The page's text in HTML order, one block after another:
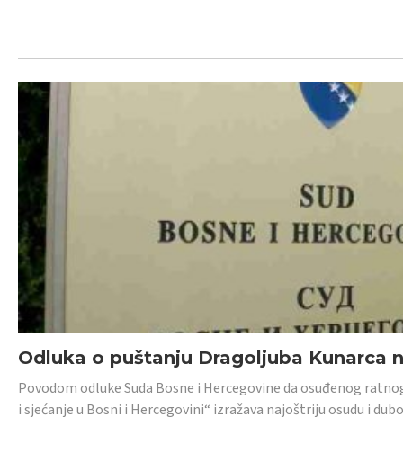
Odluka o puštanju Dragoljuba Kunarca
Povodom odluke Suda Bosne i Hercegovine da osuđenog
i sjećanje u Bosni i Hercegovini“ izražava najoštriju osudu i